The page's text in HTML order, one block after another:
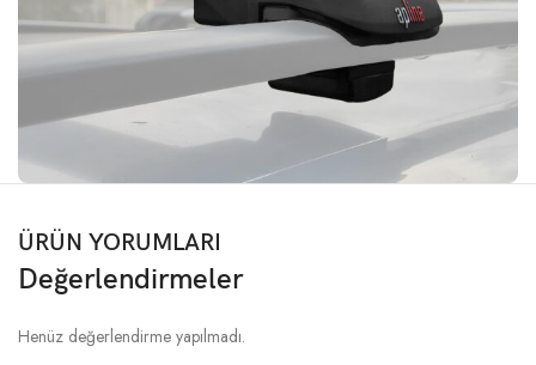
ÜRÜN YORUMLARI
Değerlendirmeler
Henüz değerlendirme yapılmadı.